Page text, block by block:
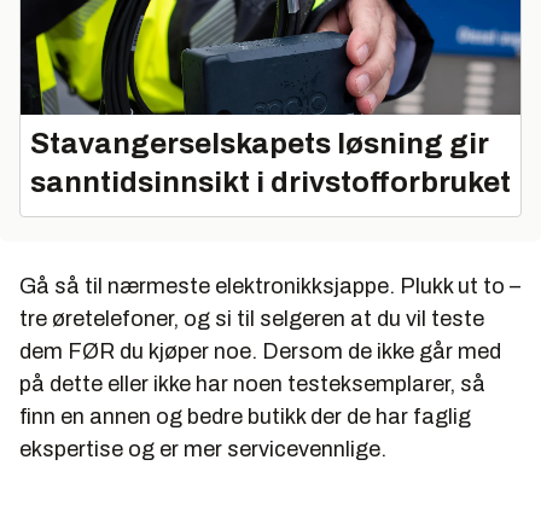
AKG K 324 P
FORBRUKERTEKNOLOGIS DOM:Mange
lydfreakere og bransjefolk bruker disse som
referanseprodukt. Samtlige i Forbrukerteknologi som
har testet øretelefonene har ropt ”Wow!” når de
PRIS: 357 til 616 kroner
TERNINGKAST:6
Stavangerselskapets løsning gir
sanntidsinnsikt i drivstofforbruket
Gå så til nærmeste elektronikksjappe. Plukk ut to –
tre øretelefoner, og si til selgeren at du vil teste
dem FØR du kjøper noe. Dersom de ikke går med
på dette eller ikke har noen testeksemplarer, så
finn en annen og bedre butikk der de har faglig
ekspertise og er mer servicevennlige.